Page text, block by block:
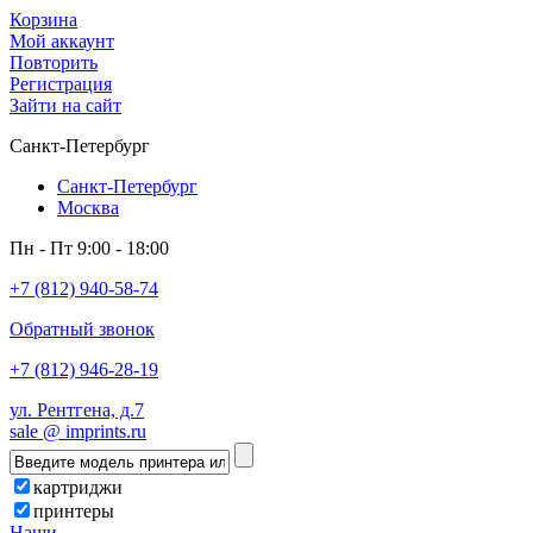
Корзина
Мой аккаунт
Повторить
Регистрация
Зайти на сайт
Санкт-Петербург
Санкт-Петербург
Москва
Пн - Пт 9:00 - 18:00
+7 (812) 940-58-74
Обратный звонок
+7 (812) 946-28-19
ул. Рентгена, д.7
sale @ imprints.ru
картриджи
принтеры